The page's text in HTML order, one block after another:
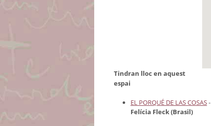
Tindran lloc en aquest
espai
EL PORQUÉ DE LAS COSAS-
Felícia Fleck (Brasil)